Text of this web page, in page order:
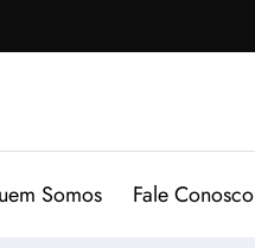
Somos Fale Conosco